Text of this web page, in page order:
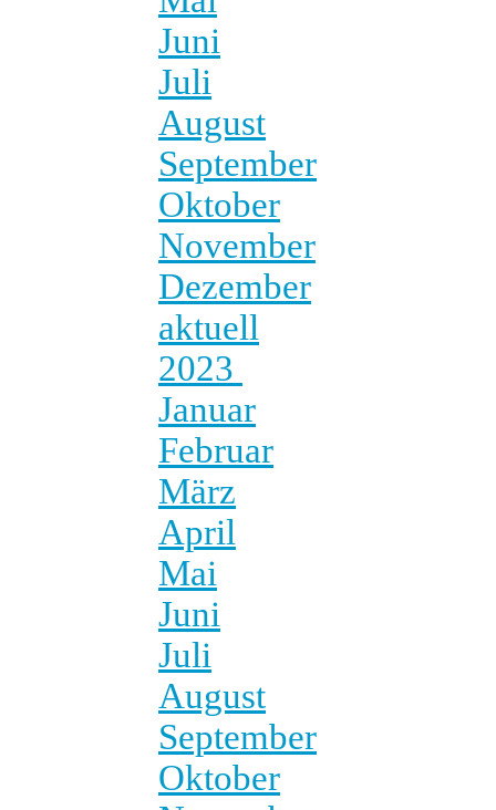
Juni
Juli
August
September
Oktober
November
Dezember
aktuell
2023
Januar
Februar
März
April
Mai
Juni
Juli
August
September
Oktober